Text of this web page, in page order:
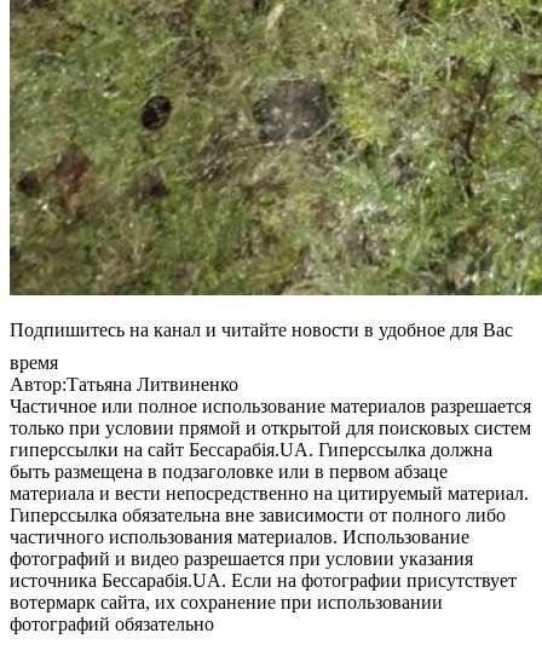
Подпишитесь на канал и читайте новости в удобное для Вас
время
Автор:Татьяна Литвиненко
Частичное или полное использование материалов разрешается
только при условии прямой и открытой для поисковых систем
гиперссылки на сайт Бессарабія.UA. Гиперссылка должна
быть размещена в подзаголовке или в первом абзаце
материала и вести непосредственно на цитируемый материал.
Гиперссылка обязательна вне зависимости от полного либо
частичного использования материалов. Использование
фотографий и видео разрешается при условии указания
источника Бессарабія.UA. Если на фотографии присутствует
вотермарк сайта, их сохранение при использовании
фотографий обязательно